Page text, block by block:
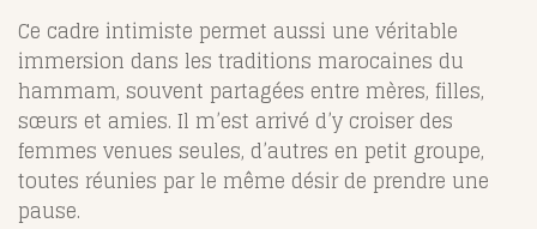
Ce cadre intimiste permet aussi une véritable
immersion dans les traditions marocaines du
hammam, souvent partagées entre mères, filles,
sœurs et amies. Il m’est arrivé d’y croiser des
femmes venues seules, d’autres en petit groupe,
toutes réunies par le même désir de prendre une
pause.